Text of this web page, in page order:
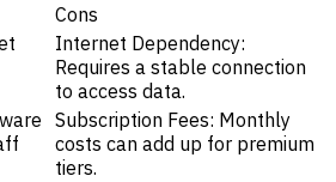
Cons
Internet Dependency:
Requires a stable connection
to access data.
Subscription Fees: Monthly
costs can add up for premium
tiers.